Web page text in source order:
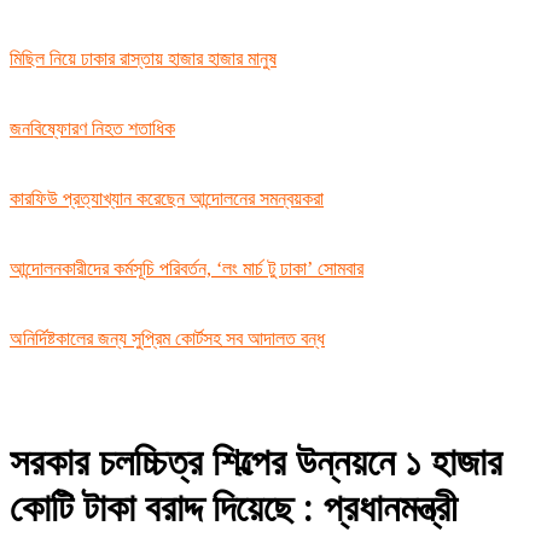
মিছিল নিয়ে ঢাকার রাস্তায় হাজার হাজার মানুষ
জনবিষ্ফোরণ নিহত শতাধিক
কারফিউ প্রত্যাখ্যান করেছেন আন্দোলনের সমন্বয়করা
আন্দোলনকারীদের কর্মসূচি পরিবর্তন, ‘লং মার্চ টু ঢাকা’ সোমবার
অনির্দিষ্টকালের জন্য সুপ্রিম কোর্টসহ সব আদালত বন্ধ
সরকার চলচ্চিত্র শিল্পের উন্নয়নে ১ হাজার
কোটি টাকা বরাদ্দ দিয়েছে : প্রধানমন্ত্রী